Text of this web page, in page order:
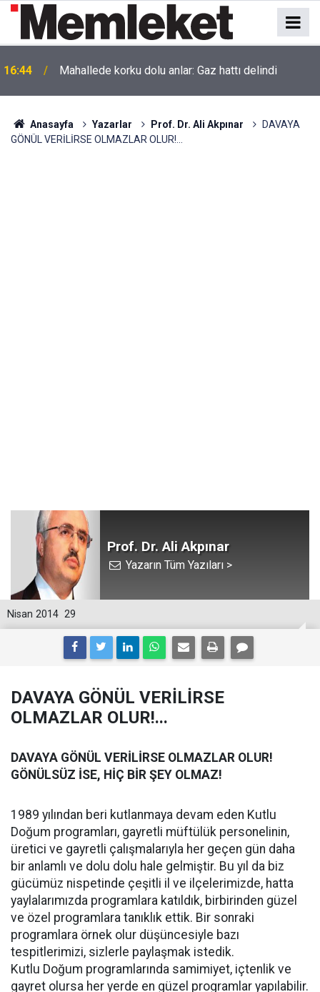
16:44 Mahallede korku dolu anlar: Gaz hattı delindi
Anasayfa Yazarlar Prof. Dr. Ali Akpınar
DAVAYA
GÖNÜL VERİLİRSE OLMAZLAR OLUR!...
Prof. Dr. Ali Akpınar
Yazarın Tüm Yazıları >
29
Nisan 2014
DAVAYA GÖNÜL VERİLİRSE
OLMAZLAR OLUR!...
DAVAYA GÖNÜL VERİLİRSE OLMAZLAR OLUR!
GÖNÜLSÜZ İSE, HİÇ BİR ŞEY OLMAZ!
1989 yılından beri kutlanmaya devam eden Kutlu
Doğum programları, gayretli müftülük personelinin,
üretici ve gayretli çalışmalarıyla her geçen gün daha
bir anlamlı ve dolu dolu hale gelmiştir. Bu yıl da biz
gücümüz nispetinde çeşitli il ve ilçelerimizde, hatta
yaylalarımızda programlara katıldık, birbirinden güzel
ve özel programlara tanıklık ettik. Bir sonraki
programlara örnek olur düşüncesiyle bazı
tespitlerimizi, sizlerle paylaşmak istedik.
Kutlu Doğum programlarında samimiyet, içtenlik ve
gayret olursa her yerde en güzel programlar yapılabilir.